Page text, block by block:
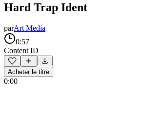
Hard Trap Ident
parArt Media
0:57
Content ID
Acheter le titre
0:00